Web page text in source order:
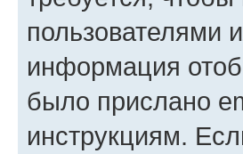
пользователями
информация
было прислано
инструкциям.